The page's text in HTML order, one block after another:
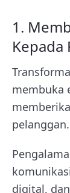
1.
Kepada
membuka
pelanggan.
digital,